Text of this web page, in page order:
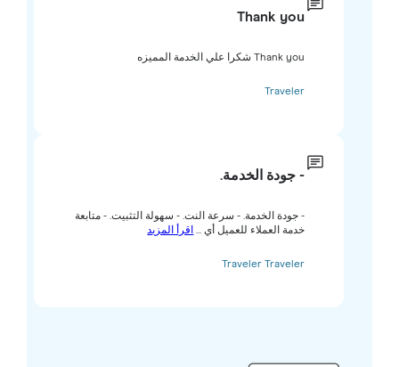
Thank you
Thank you شكرا علي الخدمة المميزه
Traveler
- جودة الخدمة.
- جودة الخدمة. - سرعة النت. - سهولة التثبيت. - متابعة
خدمة العملاء للعميل أي ...اقرأ المزيد
Traveler Traveler